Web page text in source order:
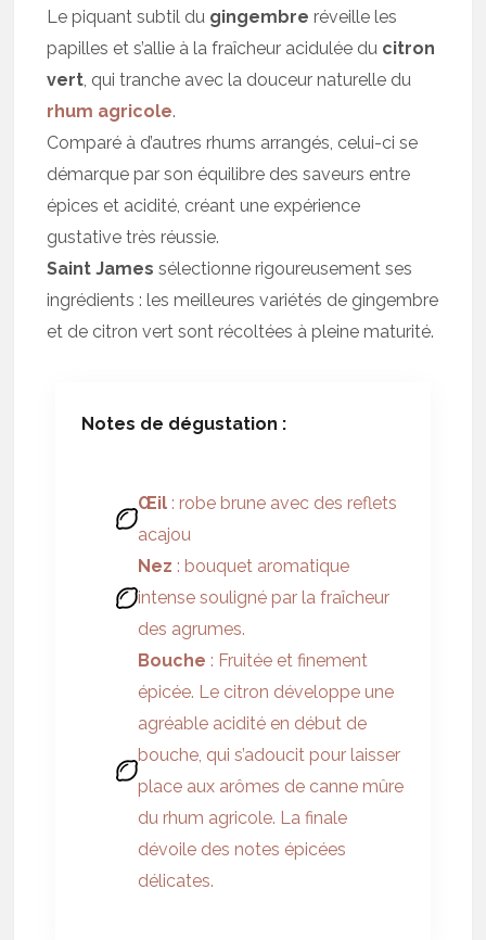
Le piquant subtil du gingembre réveille les
papilles et s’allie à la fraîcheur acidulée du citron
vert, qui tranche avec la douceur naturelle du
rhum agricole.
Comparé à d’autres rhums arrangés, celui-ci se
démarque par son équilibre des saveurs entre
épices et acidité, créant une expérience
gustative très réussie.
Saint James sélectionne rigoureusement ses
ingrédients : les meilleures variétés de gingembre
et de citron vert sont récoltées à pleine maturité.
Notes de dégustation :
Œil : robe brune avec des reflets
acajou
Nez : bouquet aromatique
intense souligné par la fraîcheur
des agrumes.
Bouche : Fruitée et finement
épicée. Le citron développe une
agréable acidité en début de
bouche, qui s’adoucit pour laisser
place aux arômes de canne mûre
du rhum agricole. La finale
dévoile des notes épicées
délicates.